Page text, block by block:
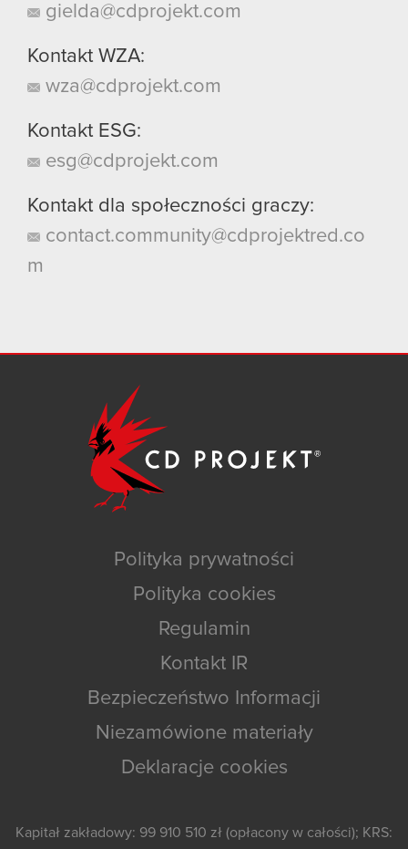
gielda@cdprojekt.com
Kontakt WZA:
wza@cdprojekt.com
Kontakt ESG:
esg@cdprojekt.com
Kontakt dla społeczności graczy:
contact.community@cdprojektred.co
m
Polityka prywatności
Polityka cookies
Regulamin
Kontakt IR
Bezpieczeństwo Informacji
Niezamówione materiały
Deklaracje cookies
Kapitał zakładowy: 99 910 510 zł (opłacony w całości); KRS: